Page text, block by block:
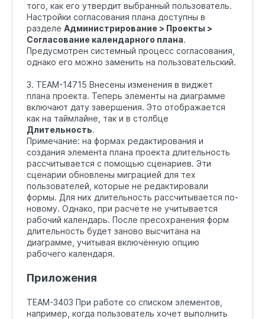
того, как его утвердит выбранный пользователь.
Настройки согласования плана доступны в
разделе Администрирование > Проекты >
Согласование календарного плана.
Предусмотрен системный процесс согласования,
однако его можно заменить на пользовательский.
3. TEAM-14715 Внесены изменения в виджет
плана проекта. Теперь элементы на диаграмме
включают дату завершения. Это отображается
как на таймлайне, так и в столбце
Длительность.
Примечание: на формах редактирования и
создания элемента плана проекта длительность
рассчитывается с помощью сценариев. Эти
сценарии обновлены миграцией для тех
пользователей, которые не редактировали
формы. Для них длительность рассчитывается по-
новому. Однако, при расчёте не учитывается
рабочий календарь. После пресохранения форм
длительность будет заново высчитана на
диаграмме, учитывая включённую опцию
рабочего календаря.
Приложения
TEAM-3403 При работе со списком элементов,
например, когда пользователь хочет выполнить